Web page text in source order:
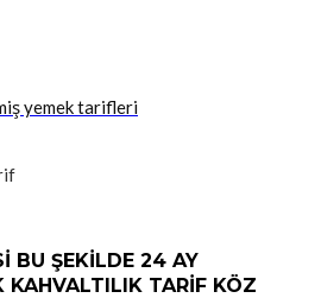
yemek tarifleri
BU ŞEKİLDE 24 AY
KAHVALTILIK TARİF KÖZ